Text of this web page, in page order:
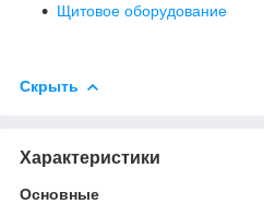
Щитовое оборудование
Скрыть
Характеристики
Основные